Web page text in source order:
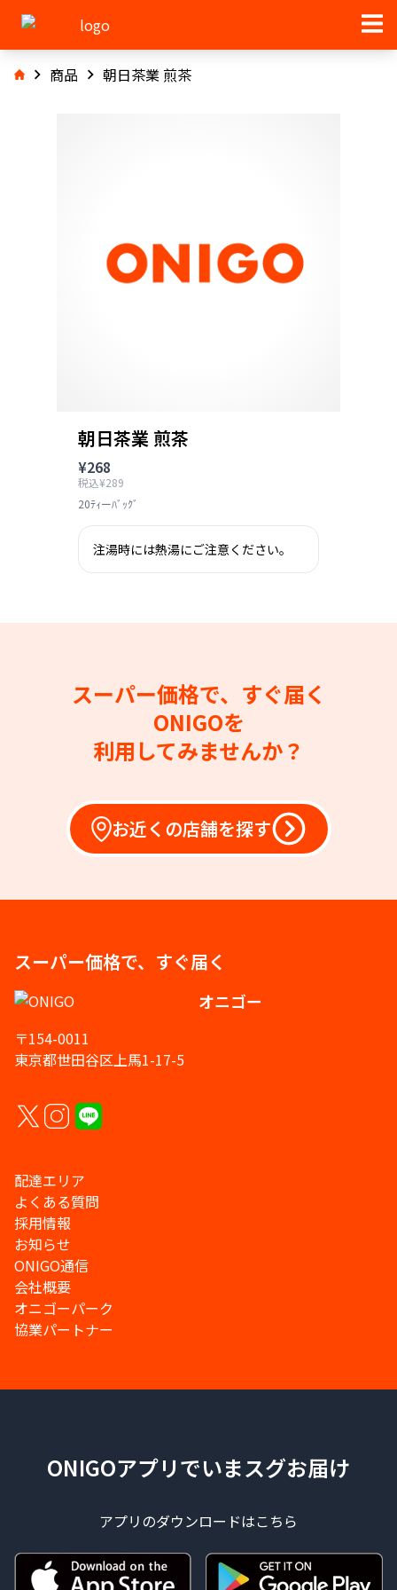
商品 朝日茶業 煎茶
朝日茶業 煎茶
¥268
税込¥289
20ﾃｨーﾊﾞｯｸﾞ
注湯時には熱湯にご注意ください。
スーパー価格で、すぐ届く
ONIGOを
利用してみませんか？
お近くの店舗を探す
スーパー価格で、すぐ届く
オニゴー
〒154-0011
東京都世田谷区上馬1-17-5
配達エリア
よくある質問
採用情報
お知らせ
ONIGO通信
会社概要
オニゴーパーク
協業パートナー
ONIGOアプリでいまスグお届け
アプリのダウンロードはこちら